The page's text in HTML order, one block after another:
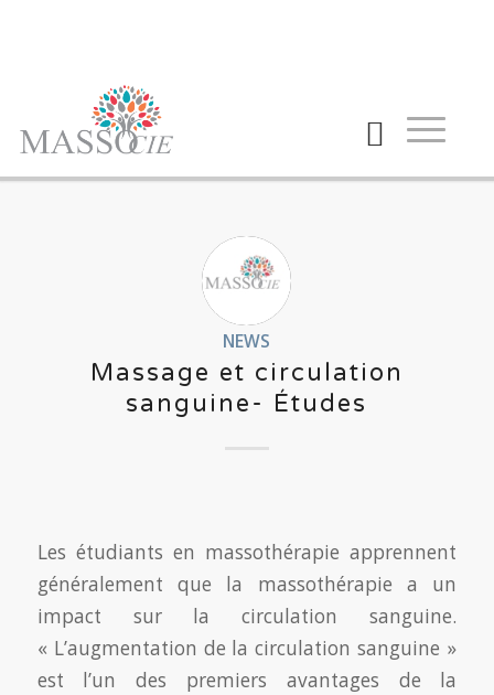
NEWS
Massage et circulation
sanguine- Études
Les étudiants en massothérapie apprennent
généralement que la massothérapie a un
impact sur la circulation sanguine.
« L’augmentation de la circulation sanguine »
est l’un des premiers avantages de la